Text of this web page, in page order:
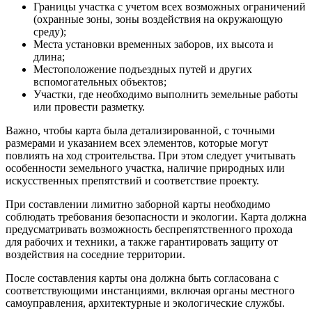
Границы участка с учетом всех возможных ограничений
(охранные зоны, зоны воздействия на окружающую
среду);
Места установки временных заборов, их высота и
длина;
Местоположение подъездных путей и других
вспомогательных объектов;
Участки, где необходимо выполнить земельные работы
или провести разметку.
Важно, чтобы карта была детализированной, с точными
размерами и указанием всех элементов, которые могут
повлиять на ход строительства. При этом следует учитывать
особенности земельного участка, наличие природных или
искусственных препятствий и соответствие проекту.
При составлении лимитно заборной карты необходимо
соблюдать требования безопасности и экологии. Карта должна
предусматривать возможность беспрепятственного прохода
для рабочих и техники, а также гарантировать защиту от
воздействия на соседние территории.
После составления карты она должна быть согласована с
соответствующими инстанциями, включая органы местного
самоуправления, архитектурные и экологические службы.